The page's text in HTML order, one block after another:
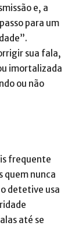
e, a
para um
sua fala,
imortalizada
ou não
frequente
quem nunca
detetive usa
até se